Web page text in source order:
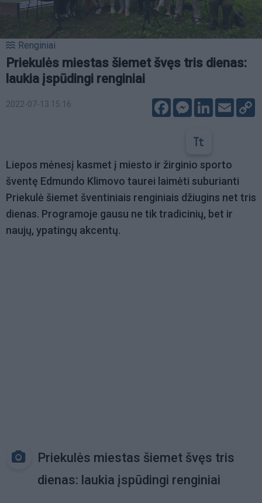
Renginiai
Priekulės miestas šiemet švęs tris dienas:
laukia įspūdingi renginiai
2022-07-13 15:16 FacebookMessenger
LinkedIn
Email
Liepos mėnesį kasmet į miesto ir žirginio sporto
šventę Edmundo Klimovo taurei laimėti suburianti
Priekulė šiemet šventiniais renginiais džiugins net tris
dienas. Programoje gausu ne tik tradicinių, bet ir
naujų, ypatingų akcentų.
Priekulės miestas šiemet švęs tris
dienas: laukia įspūdingi renginiai